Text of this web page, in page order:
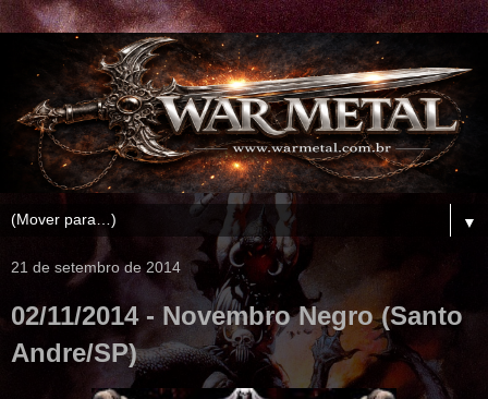
▼
21 de setembro de 2014
02/11/2014 - Novembro Negro (Santo
Andre/SP)